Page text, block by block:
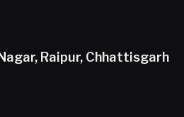
Raipur, Chhattisgarh